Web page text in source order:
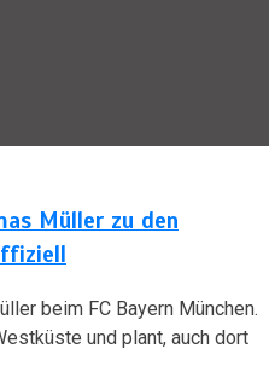
Müller zu den
beim FC Bayern München.
und plant, auch dort